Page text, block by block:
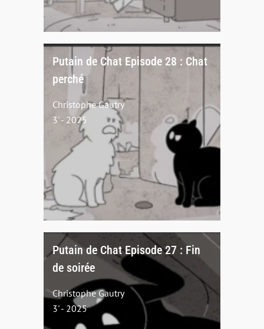
Putain de Chat Episode 28 : Chat
perché
Christophe Gautry
3' - 2025
Putain de Chat Episode 27 : Fin
de soirée
Christophe Gautry
3' - 2025